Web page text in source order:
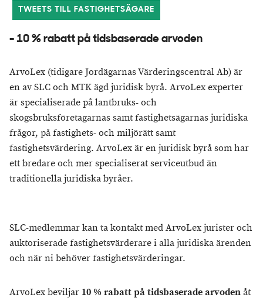
TWEETS TILL FASTIGHETSÄGARE
- 10 % rabatt på tidsbaserade arvoden
ArvoLex (tidigare Jordägarnas Värderingscentral Ab) är
en av SLC och MTK ägd juridisk byrå. ArvoLex experter
är specialiserade på lantbruks- och
skogsbruksföretagarnas samt fastighetsägarnas juridiska
frågor, på fastighets- och miljörätt samt
fastighetsvärdering. ArvoLex är en juridisk byrå som har
ett bredare och mer specialiserat serviceutbud än
traditionella juridiska byråer.
SLC-medlemmar kan ta kontakt med ArvoLex jurister och
auktoriserade fastighetsvärderare i alla juridiska ärenden
och när ni behöver fastighetsvärderingar.
ArvoLex beviljar 10 % rabatt på tidsbaserade arvodenåt